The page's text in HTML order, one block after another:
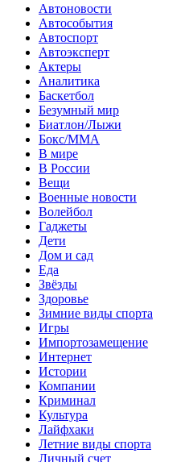
Автоновости
Автособытия
Автоспорт
Автоэксперт
Актеры
Аналитика
Баскетбол
Безумный мир
Биатлон/Лыжи
Бокс/MMA
В мире
В России
Вещи
Военные новости
Волейбол
Гаджеты
Дети
Дом и сад
Еда
Звёзды
Здоровье
Зимние виды спорта
Игры
Импортозамещение
Интернет
Истории
Компании
Криминал
Культура
Лайфхаки
Летние виды спорта
Личный счет